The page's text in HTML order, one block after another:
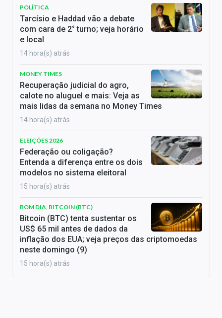
POLÍTICA
Tarcísio e Haddad vão a debate
com cara de 2° turno; veja horário
e local
14 hora(s) atrás
MONEY TIMES
Recuperação judicial do agro,
calote no aluguel e mais: Veja as
mais lidas da semana no Money Times
14 hora(s) atrás
ELEIÇÕES 2026
Federação ou coligação?
Entenda a diferença entre os dois
modelos no sistema eleitoral
15 hora(s) atrás
BOM DIA, BITCOIN (BTC)
Bitcoin (BTC) tenta sustentar os
US$ 65 mil antes de dados da
inflação dos EUA; veja preços das criptomoedas
neste domingo (9)
15 hora(s) atrás